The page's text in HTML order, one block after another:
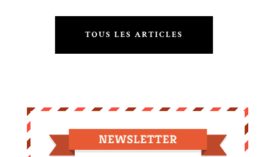
TOUS LES ARTICLES